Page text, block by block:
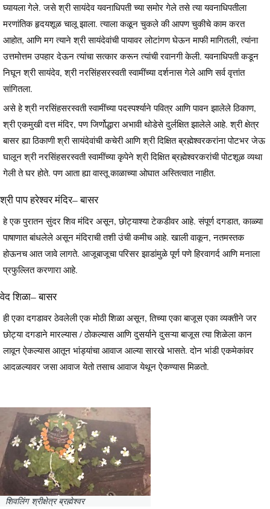
घ्यायला गेले. जसे श्री सायंदेव यवनाधिपती च्या समोर गेले तसे त्या यवनाधिपतीला
मरणांतिक हृदयशूळ चालू झाला. त्याला कळून चुकले की आपण चुकीचे काम करत
आहोत, आणि मग त्याने श्री सायंदेवांची पायावर लोटांगण घेऊन माफी मागितली, त्यांना
उत्तमोत्तम उपहार देऊन त्यांचा सत्कार करून त्यांची रवानगी केली. यवनाधिपती कडून
निघून श्री सायंदेव, श्री नरसिंहसरस्वती स्वामींच्या दर्शनास गेले आणि सर्व वृत्तांत
सांगितला.
असे हे श्री नरसिंहसरस्वती स्वामींच्या पदस्पर्श्याने पवित्र आणि पावन झालेले ठिकाण,
श्री एकमुखी दत्त मंदिर, पण जिर्णोद्धारा अभावी थोडेसे दुर्लक्षित झालेले आहे. श्री क्षेत्र
बासर ह्या ठिकाणी श्री सायंदेवांची कचेरी आणि श्री दिक्षित ब्रह्मेश्वरकरांना पोटभर जेऊ
घालून श्री नरसिंहसरस्वती स्वामींच्या कृपेने श्री दिक्षित ब्रह्मेश्वरकरांची पोटशूळ व्यथा
गेली ते घर होते. पण आता ह्या वास्तू काळाच्या ओघात अस्तित्वात नाहीत.
श्री पाप हरेश्वर मंदिर– बासर
हे एक पुरातन सुंदर शिव मंदिर असून, छोट्याश्या टेकडीवर आहे. संपूर्ण दगडात, काळ्या
पाषाणात बांधलेले असून मंदिराची तशी उंची कमीच आहे. खाली वाकून, नतमस्तक
होऊनच आत जावे लागते. आजूबाजूचा परिसर झाडांमुळे पूर्ण पणे हिरवागर्द आणि मनाला
प्रफुल्लित करणारा आहे.
वेद शिळा– बासर
ही एका दगडावर ठेवलेली एक मोठी शिळा असून, तिच्या एका बाजूस एका व्यक्तीने जर
छोट्या दगडाने मारल्यास / ठोकल्यास आणि दुसर्याने दुसऱ्या बाजूस त्या शिळेला कान
लावून ऐकल्यास आतून भांड्यांचा आवाज आल्या सारखे भासते. दोन भांडी एकमेकांवर
आदळल्यावर जसा आवाज येतो तसाच आवाज येथून ऐकण्यास मिळतो.
शिवलिंग श्रीक्षेत्र ब्रह्मेश्वर